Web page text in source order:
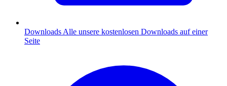
Downloads Alle unsere kostenlosen Downloads auf einer
Seite